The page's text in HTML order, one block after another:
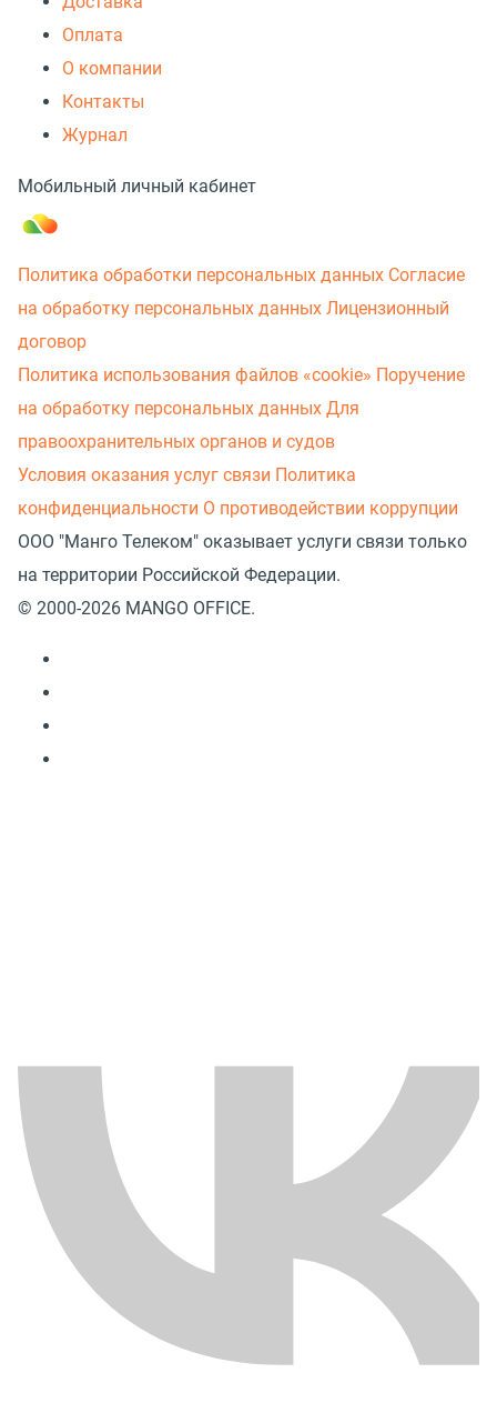
Оплата
О компании
Контакты
Журнал
Мобильный личный кабинет
Политика обработки персональных данных Согласие
на обработку персональных данных Лицензионный
договор
Политика использования файлов «cookie» Поручение
на обработку персональных данных Для
правоохранительных органов и судов
Условия оказания услуг связи Политика
конфиденциальности О противодействии коррупции
ООО "Манго Телеком" оказывает услуги связи только
на территории Российской Федерации.
© 2000-2026 MANGO OFFICE.